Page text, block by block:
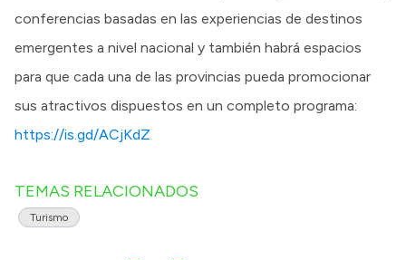
conferencias basadas en las experiencias de destinos
emergentes a nivel nacional y también habrá espacios
para que cada una de las provincias pueda promocionar
sus atractivos dispuestos en un completo programa:
https://is.gd/ACjKdZ
TEMAS RELACIONADOS
Turismo